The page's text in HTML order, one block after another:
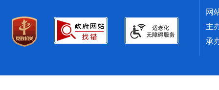
网
主
承